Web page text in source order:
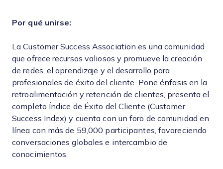
Por qué unirse:
La Customer Success Association es una comunidad
que ofrece recursos valiosos y promueve la creación
de redes, el aprendizaje y el desarrollo para
profesionales de éxito del cliente. Pone énfasis en la
retroalimentación y retención de clientes, presenta el
completo Índice de Éxito del Cliente (Customer
Success Index) y cuenta con un foro de comunidad en
línea con más de 59,000 participantes, favoreciendo
conversaciones globales e intercambio de
conocimientos.